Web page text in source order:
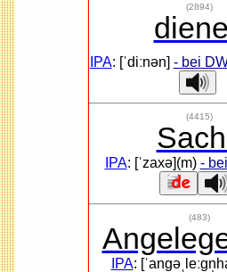
(2894)
IPA: [ˈdiːnən] - bei
(4415)
IPA: [ˈzaxə](m) -
(483)
IPA: